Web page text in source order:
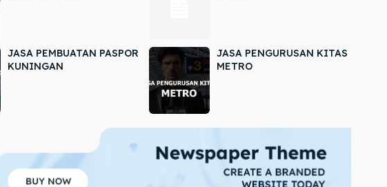
JASA PEMBUATAN PASPOR
KUNINGAN
JASA PENGURUSAN KITAS
METRO